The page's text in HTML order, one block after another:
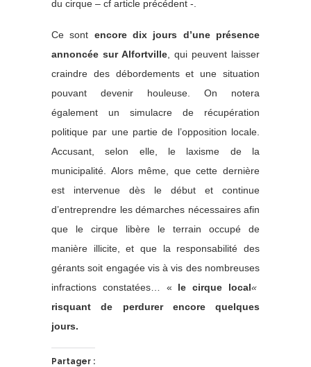
du cirque – cf article précédent -.
Ce sont encore dix jours d’une présence
annoncée sur Alfortville , qui peuvent laisser
craindre des débordements et une situation
pouvant devenir houleuse. On notera
également un simulacre de récupération
politique par une partie de l’opposition locale.
Accusant, selon elle, le laxisme de la
municipalité. Alors même, que cette dernière
est intervenue dès le début et continue
d’entreprendre les démarches nécessaires afin
que le cirque libère le terrain occupé de
manière illicite, et que la responsabilité des
gérants soit engagée vis à vis des nombreuses
infractions constatées… « le cirque local«
risquant de perdurer encore quelques
jours.
Partager :